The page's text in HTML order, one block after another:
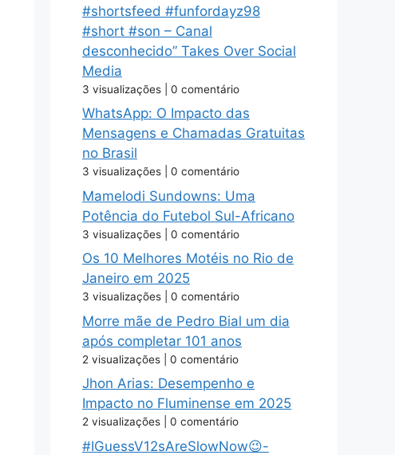
#shortsfeed #funfordayz98
#short #son – Canal
desconhecido” Takes Over Social
Media
3 visualizações 0 comentário
WhatsApp: O Impacto das
Mensagens e Chamadas Gratuitas
no Brasil
3 visualizações 0 comentário
Mamelodi Sundowns: Uma
Potência do Futebol Sul-Africano
3 visualizações 0 comentário
Os 10 Melhores Motéis no Rio de
Janeiro em 2025
3 visualizações 0 comentário
Morre mãe de Pedro Bial um dia
após completar 101 anos
2 visualizações 0 comentário
Jhon Arias: Desempenho e
Impacto no Fluminense em 2025
2 visualizações 0 comentário
#IGuessV12sAreSlowNow😉-